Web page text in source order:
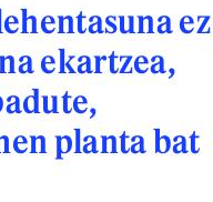
ez
ekartzea,
planta bat